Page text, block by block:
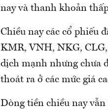
nay và thanh khoản
Chiều nay các cổ phiếu
KMR, VNH, NKG, CLG,
dịch mạnh nhưng chưa
thoát ra ở các mức giá
Dòng tiền chiều nay